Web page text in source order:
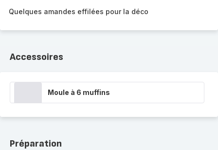
Quelques amandes effilées pour la déco
Accessoires
Moule à 6 muffins
Préparation